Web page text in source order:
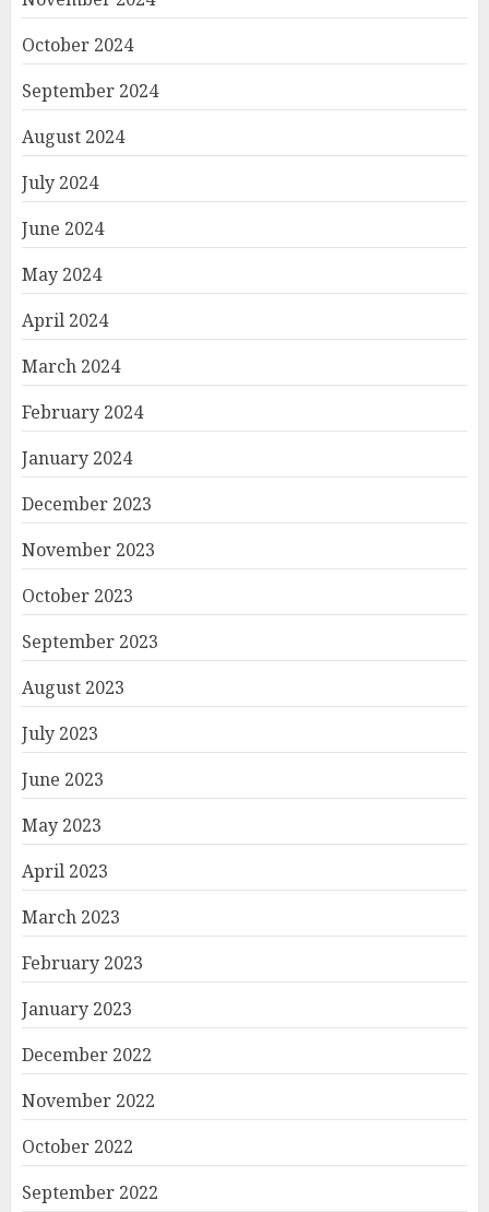
October 2024
September 2024
August 2024
July 2024
June 2024
May 2024
April 2024
March 2024
February 2024
January 2024
December 2023
November 2023
October 2023
September 2023
August 2023
July 2023
June 2023
May 2023
April 2023
March 2023
February 2023
January 2023
December 2022
November 2022
October 2022
September 2022